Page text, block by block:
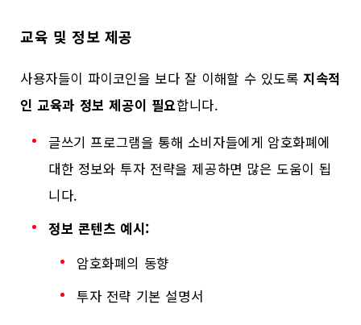
교육 및 정보 제공
사용자들이 파이코인을 보다 잘 이해할 수 있도록지속적
인 교육과 정보 제공이 필요합니다.
글쓰기 프로그램을 통해 소비자들에게 암호화폐에
대한 정보와 투자 전략을 제공하면 많은 도움이 됩
니다.
정보 콘텐츠 예시:
암호화폐의 동향
투자 전략 기본 설명서